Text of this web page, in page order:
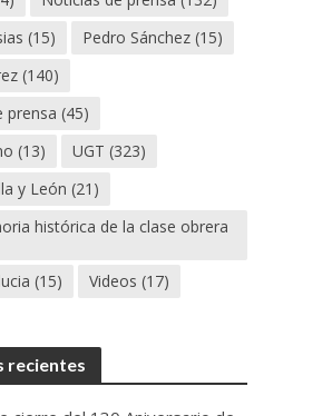
(15) Pedro Sánchez (15)
(140)
prensa (45)
(13) UGT (323)
y León (21)
histórica de la clase obrera
(15) Videos (17)
recientes